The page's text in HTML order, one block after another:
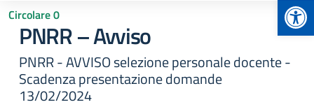
Circolare 0
PNRR – Avviso
PNRR - AVVISO selezione personale docente -
Scadenza presentazione domande
13/02/2024